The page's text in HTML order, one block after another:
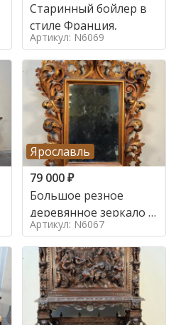
Старинный бойлер в
стиле Франция,
Артикул: N6069
Ярославль
79 000₽
Большое резное
деревянное зеркало с
золочением в стиле
Артикул: N6067